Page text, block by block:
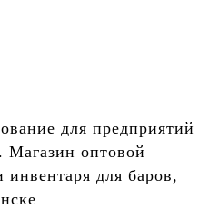
для предприятий
Магазин оптовой
для баров,